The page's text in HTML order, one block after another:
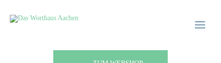
Inhalt
Menu
Menu